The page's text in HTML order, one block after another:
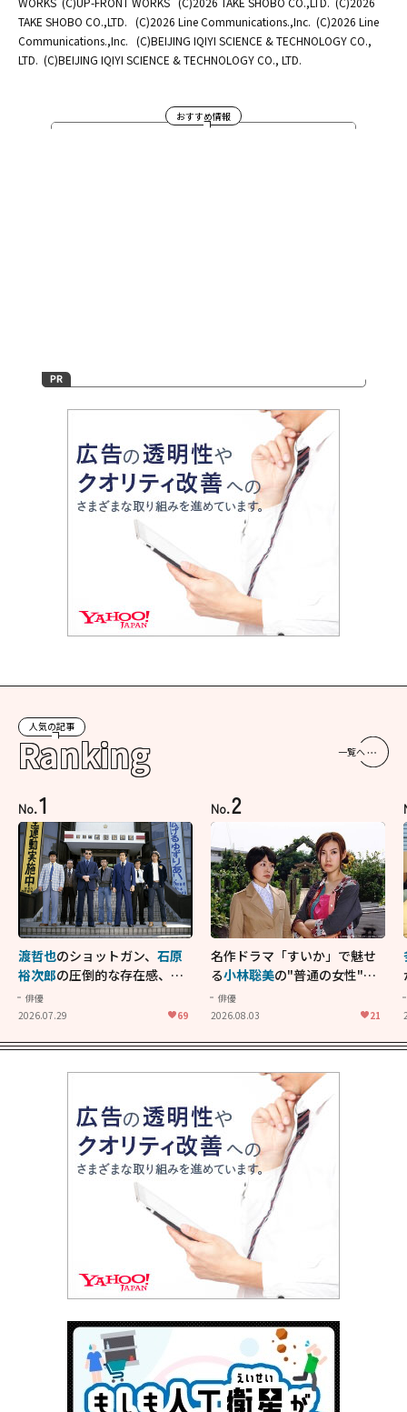
TAKE SHOBO CO.,LTD. (C)2026 Line Communications.,Inc. (C)2026 Line
Communications.,Inc. (C)BEIJING IQIYI SCIENCE & TECHNOLOGY CO.,
LTD. (C)BEIJING IQIYI SCIENCE & TECHNOLOGY CO., LTD.
おすすめ情報
人気の記事
Ranking 一覧へ
No.1
渡哲也のショットガン、 石原
裕次郎の圧倒的な存在感、 舘
ひろし
ン！"大門軍団"のカッコよさ
II」
俳優
2026.07.29
69
No.2
名作ドラマ「すいか」で魅せ
る小林聡美の"普通の女性"が
大人に刺さる...映画「かもめ
食堂」にも通じる静かな芝居
俳優
2026.08.03
21